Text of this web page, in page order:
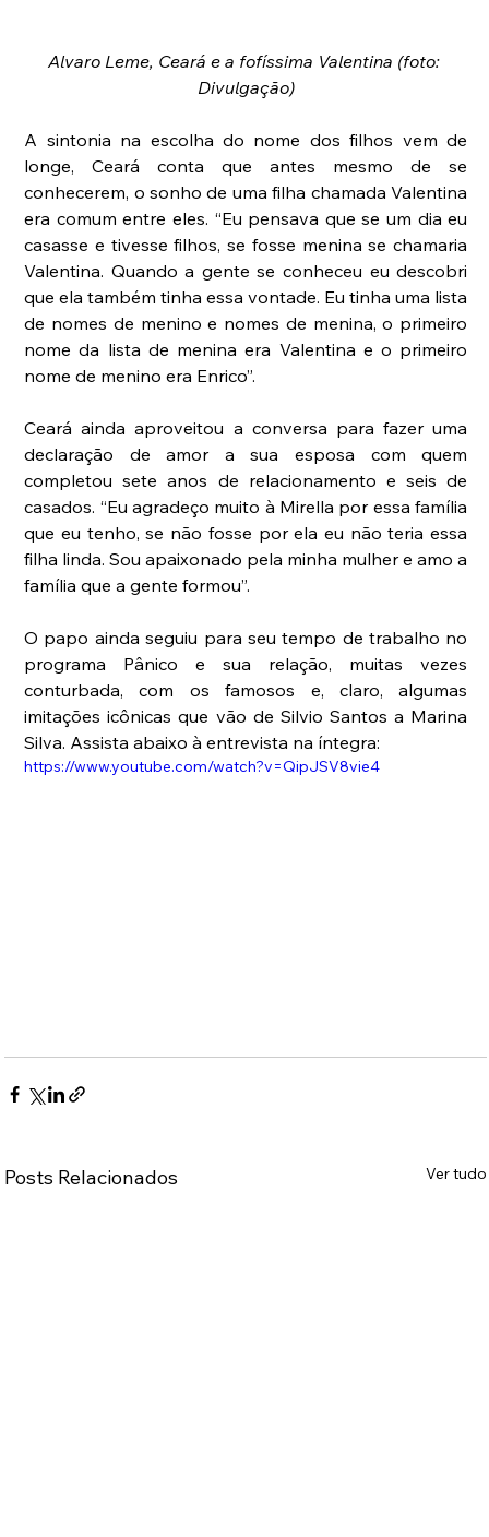
Alvaro Leme, Ceará e a fofíssima Valentina (foto:
Divulgação)
A sintonia na escolha do nome dos filhos vem de
longe, Ceará conta que antes mesmo de se
conhecerem, o sonho de uma filha chamada Valentina
era comum entre eles. “Eu pensava que se um dia eu
casasse e tivesse filhos, se fosse menina se chamaria
Valentina. Quando a gente se conheceu eu descobri
que ela também tinha essa vontade. Eu tinha uma lista
de nomes de menino e nomes de menina, o primeiro
nome da lista de menina era Valentina e o primeiro
nome de menino era Enrico”.
Ceará ainda aproveitou a conversa para fazer uma
declaração de amor a sua esposa com quem
completou sete anos de relacionamento e seis de
casados. “Eu agradeço muito à Mirella por essa família
que eu tenho, se não fosse por ela eu não teria essa
filha linda. Sou apaixonado pela minha mulher e amo a
família que a gente formou”.
O papo ainda seguiu para seu tempo de trabalho no
programa Pânico e sua relação, muitas vezes
conturbada, com os famosos e, claro, algumas
imitações icônicas que vão de Silvio Santos a Marina
Silva. Assista abaixo à entrevista na íntegra:
https://www.youtube.com/watch?v=QipJSV8vie4
Posts Relacionados Ver tudo